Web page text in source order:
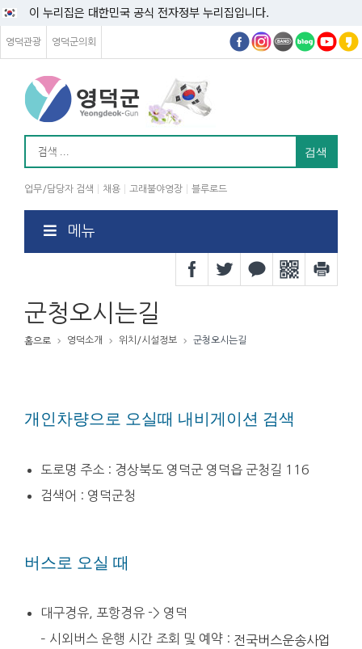
이 누리집은 대한민국 공식 전자정부 누리집입니다.
영덕관광 영덕군의회
업무/담당자 검색 채용 고래불야영장 블루로드
메뉴
군청오시는길
홈으로 영덕소개 위치/시설정보 군청오시는길
개인차량으로 오실때 내비게이션 검색
도로명 주소 : 경상북도 영덕군 영덕읍 군청길 116
검색어 : 영덕군청
버스로 오실 때
대구경유, 포항경유 -> 영덕
– 시외버스 운행 시간 조회 및 예약 : 전국버스운송사업